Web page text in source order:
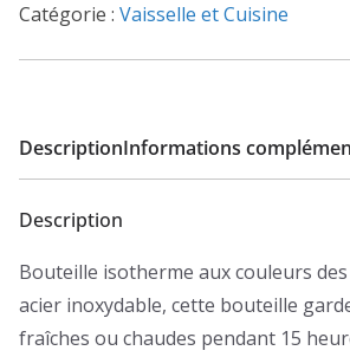
Catégorie : Vaisselle et Cuisine
DescriptionInformations
Description
Bouteille isotherme aux couleurs
acier inoxydable, cette bouteille
fraîches ou chaudes pendant 15